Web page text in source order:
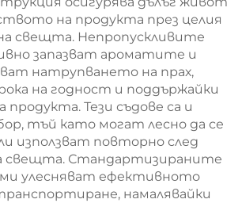
на продукта през целия
свещта. Непропускливите
запазват ароматите и
натрупването на прах,
на годност и поддържайки
Тези съдове са и
тъй като могат лесно да се
използват повторно след
свещта. Стандартизираните
улесняват ефективното
намалявайки